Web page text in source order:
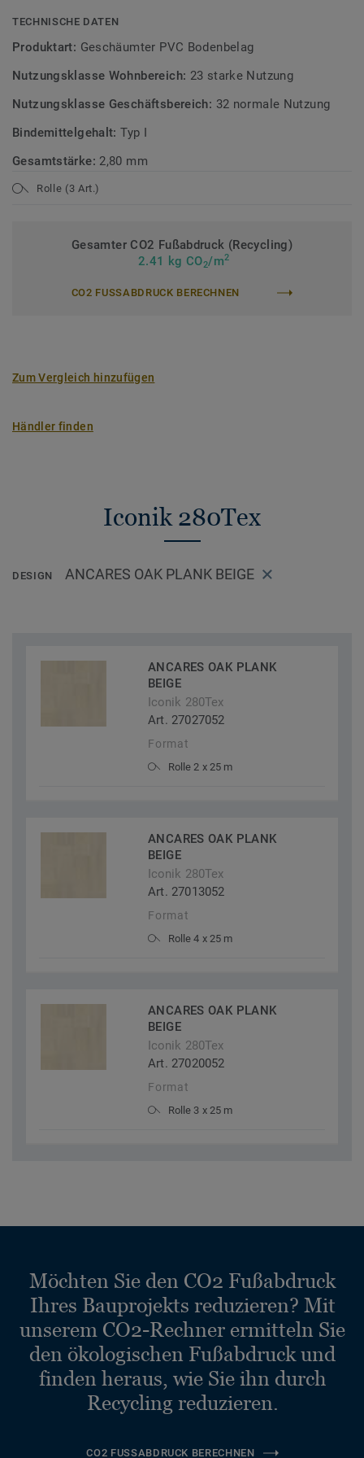
TECHNISCHE DATEN
Produktart: Geschäumter PVC Bodenbelag
Nutzungsklasse Wohnbereich: 23 starke Nutzung
Nutzungsklasse Geschäftsbereich: 32 normale Nutzung
Bindemittelgehalt:Typ I
Gesamtstärke: 2,80 mm
Rolle (3 Art.)
Gesamter CO2 Fußabdruck (Recycling)
2.41 kg CO2/m2
CO2 FUSSABDRUCK BERECHNEN
Zum Vergleich hinzufügen
Händler finden
Iconik 280Tex
DESIGN ANCARES OAK PLANK BEIGE
ANCARES OAK PLANK
BEIGE
Iconik 280Tex
Art. 27027052
Format
Rolle 2 x 25 m
ANCARES OAK PLANK
BEIGE
Iconik 280Tex
Art. 27013052
Format
Rolle 4 x 25 m
ANCARES OAK PLANK
BEIGE
Iconik 280Tex
Art. 27020052
Format
Rolle 3 x 25 m
Möchten Sie den CO2 Fußabdruck
Ihres Bauprojekts reduzieren? Mit
unserem CO2-Rechner ermitteln Sie
den ökologischen Fußabdruck und
finden heraus, wie Sie ihn durch
Recycling reduzieren.
CO2 FUSSABDRUCK BERECHNEN